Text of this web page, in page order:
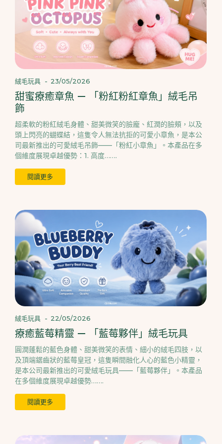
絨毛玩具 - 23/05/2026
甜蜜療癒章魚 — 「粉紅粉紅章魚」絨毛吊
飾
超柔軟的粉紅絨毛身體、甜美微笑的臉龐、紅潤的臉頰，以及
頭上閃亮的蝴蝶結，這隻令人無法抗拒的可愛小章魚，是本公
司最新推出的可愛絨毛吊飾——「粉紅小章魚」。本產品在多
個維度展現卓越優勢：1. 高度…….
閱讀更多
絨毛玩具 - 22/05/2026
療癒藍莓精靈 — 「藍莓夥伴」絨毛玩具
圓潤蓬鬆的藍色身體、甜美微笑的表情、細小的絨毛四肢，以
及頂端鋸齒狀的藍莓皇冠，這隻瞬間融化人心的藍色小精靈，
是本公司最新推出的可愛絨毛玩具——「藍莓夥伴」。本產品
在多個維度展現卓越優勢…….
閱讀更多